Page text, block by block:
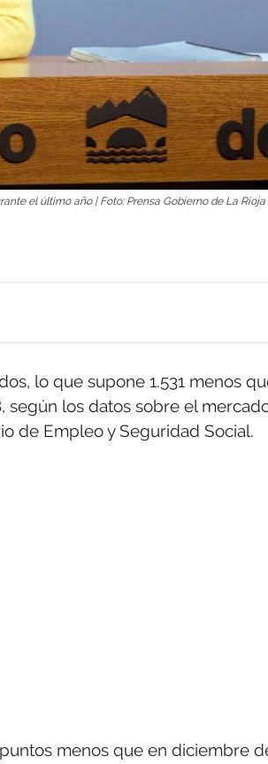
el último año | Foto: Prensa Gobierno de La Rioja
lo que supone 1.531 menos
según los datos sobre el
de Empleo y Seguridad Social.
menos que en diciembre